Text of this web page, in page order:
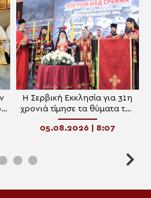
Η Σερβική Εκκλησία για 31η
χρονιά τίμησε τα θύματα της
“Καταιγίδας” – Το μήνυμα
ειρήνης, σεβασμού και
05.08.2026 | 8:07